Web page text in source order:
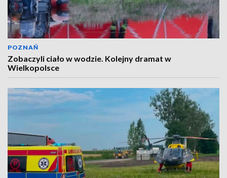
POZNAŃ
Zobaczyli ciało w wodzie. Kolejny dramat w
Wielkopolsce